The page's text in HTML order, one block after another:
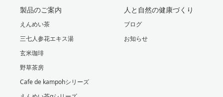
製品のご案内
えんめい茶
三七人参花エキス湯
玄米珈琲
野草茶房
Cafe de kampohシリーズ
人と自然の健康づくり
ブログ
お知らせ